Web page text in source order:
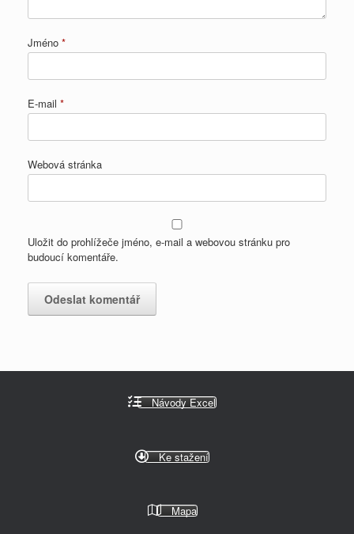
Jméno *
E-mail *
Webová stránka
Uložit do prohlížeče jméno, e-mail a webovou stránku pro
budoucí komentáře.
Návody Excel
Ke stažení
Mapa